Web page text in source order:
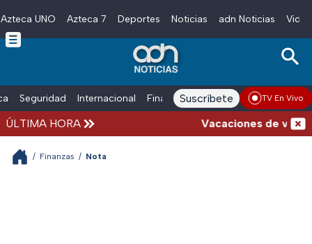
Skip to main content
Azteca UNO Azteca 7 Deportes Noticias adn Noticias
Seguridad Internacional Finanzas adn Noticias Radio
Suscríbete TV En Vivo
ÚLTIMA HORA Vacaciones de verano
/ Finanzas / Nota